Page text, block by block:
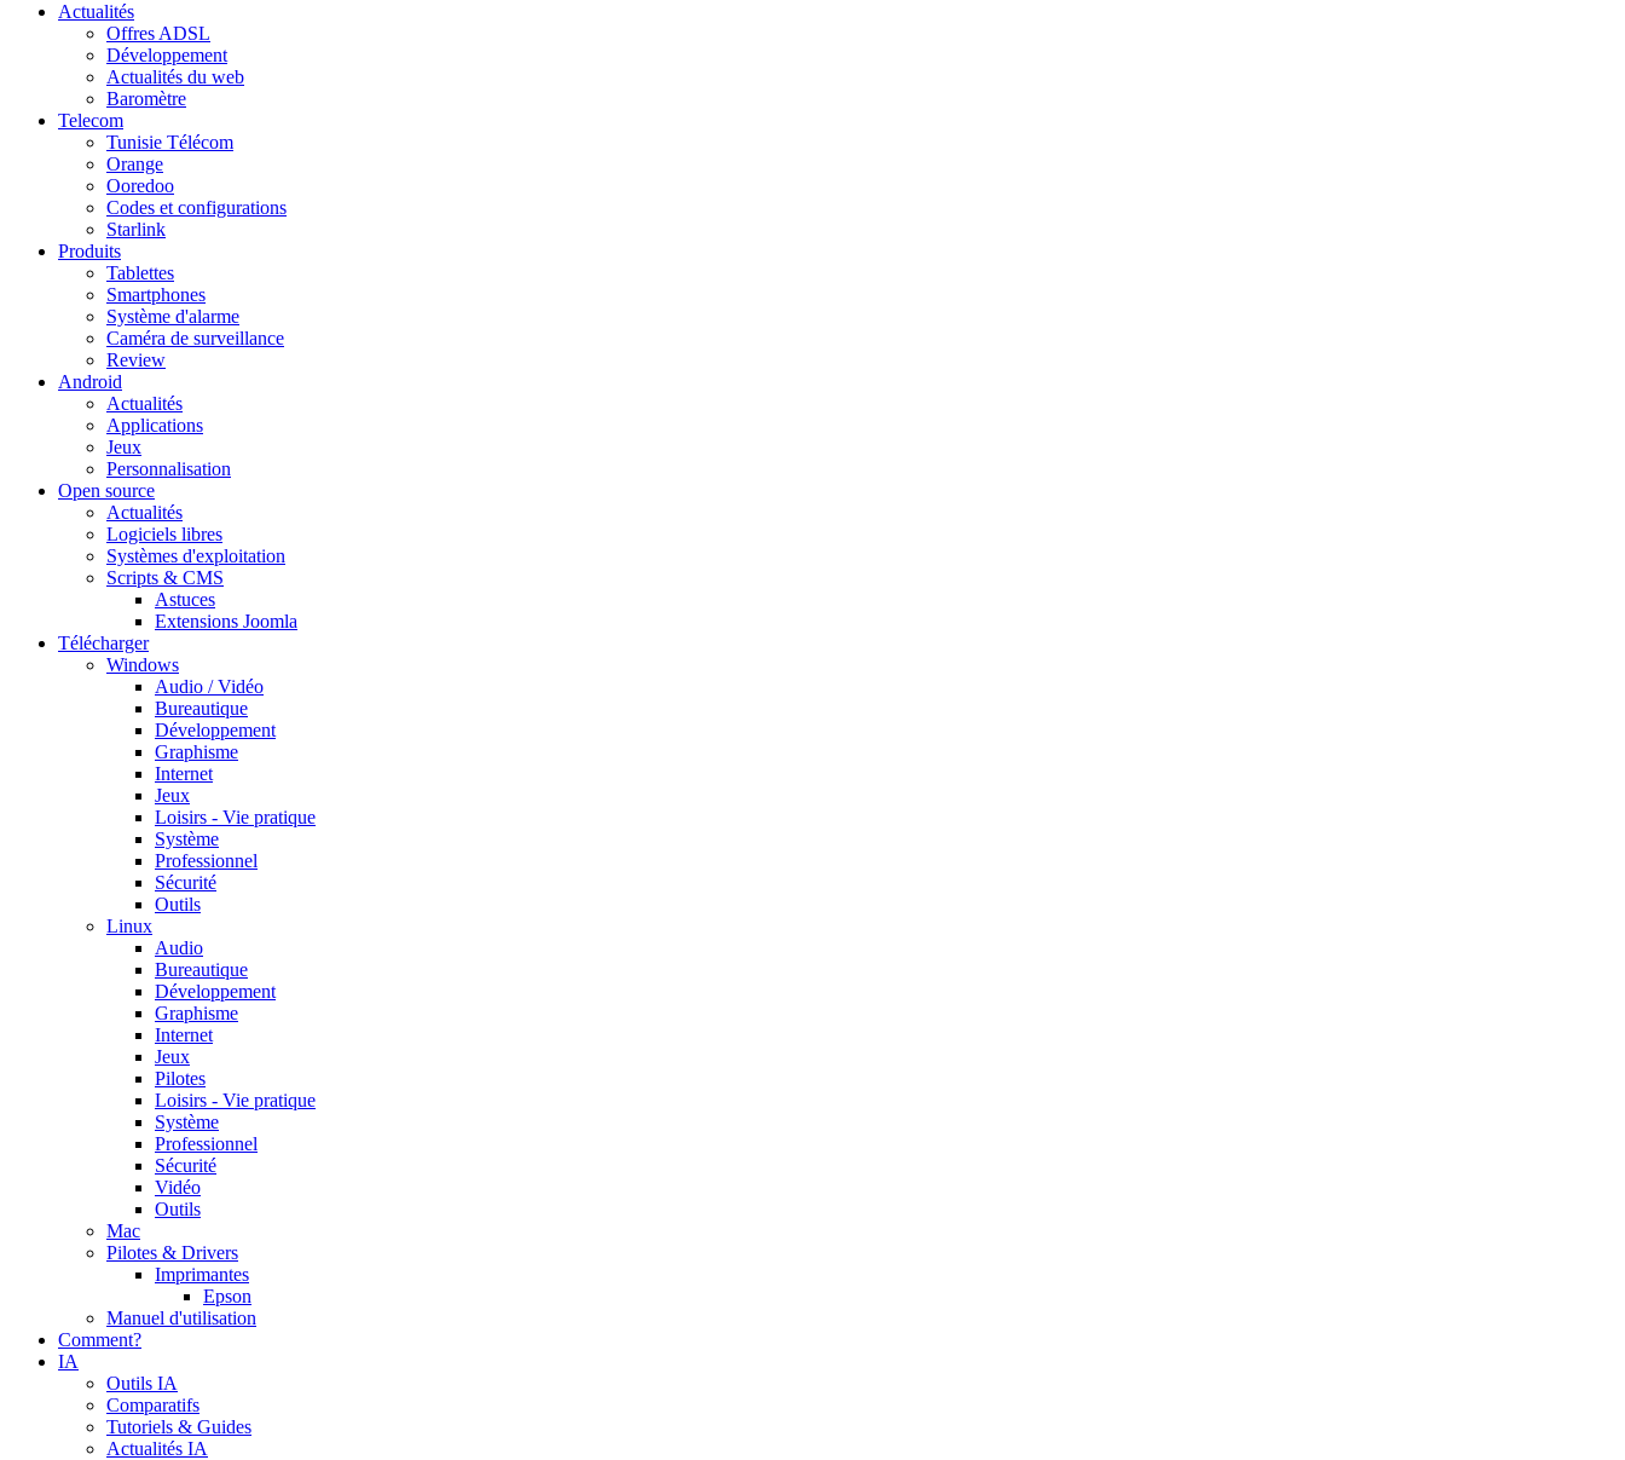
Actualités
Offres ADSL
Développement
Actualités du web
Baromètre
Telecom
Tunisie Télécom
Orange
Ooredoo
Codes et configurations
Starlink
Produits
Tablettes
Smartphones
Système d'alarme
Caméra de surveillance
Review
Android
Actualités
Applications
Jeux
Personnalisation
Open source
Actualités
Logiciels libres
Systèmes d'exploitation
Scripts & CMS
Astuces
Extensions Joomla
Télécharger
Windows
Audio / Vidéo
Bureautique
Développement
Graphisme
Internet
Jeux
Loisirs - Vie pratique
Système
Professionnel
Sécurité
Outils
Linux
Audio
Bureautique
Développement
Graphisme
Internet
Jeux
Pilotes
Loisirs - Vie pratique
Système
Professionnel
Sécurité
Vidéo
Outils
Mac
Pilotes & Drivers
Imprimantes
Epson
Manuel d'utilisation
Comment?
IA
Outils IA
Comparatifs
Tutoriels & Guides
Actualités IA